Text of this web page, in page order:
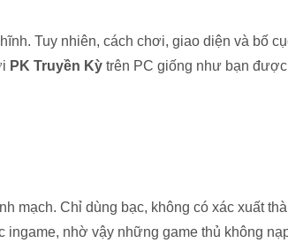
Tuy nhiên, cách chơi, giao diện và bố
PK Truyền Kỳ trên PC giống như bạn
mạch. Chỉ dùng bạc, không có xác xuất
nhờ vậy những game thủ không